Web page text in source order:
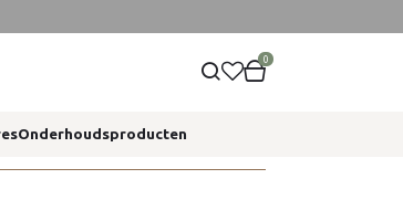
0
Onderhoudsproducten